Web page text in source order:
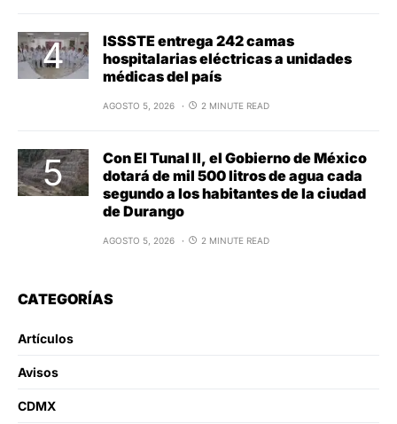
ISSSTE entrega 242 camas
hospitalarias eléctricas a unidades
médicas del país
AGOSTO 5, 2026 2 MINUTE READ
Con El Tunal II, el Gobierno de México
dotará de mil 500 litros de agua cada
segundo a los habitantes de la ciudad
de Durango
AGOSTO 5, 2026 2 MINUTE READ
CATEGORÍAS
Artículos
Avisos
CDMX